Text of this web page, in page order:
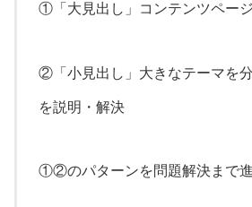
①「大見出し」コンテンツペー
②「小見出し」大きなテーマを
を説明・解決
①②のパターンを問題解決まで進